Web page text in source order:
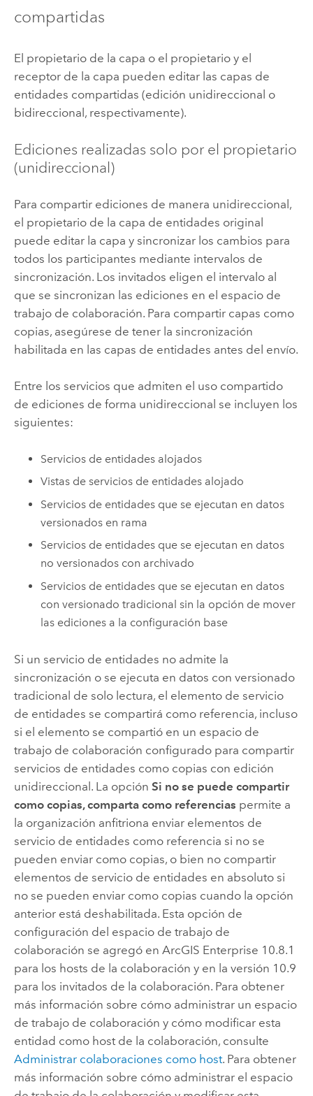
compartidas
El propietario de la capa o el propietario y el
receptor de la capa pueden editar las capas de
entidades compartidas (edición unidireccional o
bidireccional, respectivamente).
Ediciones realizadas solo por el propietario
(unidireccional)
Para compartir ediciones de manera unidireccional,
el propietario de la capa de entidades original
puede editar la capa y sincronizar los cambios para
todos los participantes mediante intervalos de
sincronización. Los invitados eligen el intervalo al
que se sincronizan las ediciones en el espacio de
trabajo de colaboración. Para compartir capas como
copias, asegúrese de tener la sincronización
habilitada en las capas de entidades antes del envío.
Entre los servicios que admiten el uso compartido
de ediciones de forma unidireccional se incluyen los
siguientes:
Servicios de entidades alojados
Vistas de servicios de entidades alojado
Servicios de entidades que se ejecutan en datos
versionados en rama
Servicios de entidades que se ejecutan en datos
no versionados con archivado
Servicios de entidades que se ejecutan en datos
con versionado tradicional sin la opción de mover
las ediciones a la configuración base
Si un servicio de entidades no admite la
sincronización o se ejecuta en datos con versionado
tradicional de solo lectura, el elemento de servicio
de entidades se compartirá como referencia, incluso
si el elemento se compartió en un espacio de
trabajo de colaboración configurado para compartir
servicios de entidades como copias con edición
unidireccional. La opción Si no se puede compartir
como copias, comparta como referencias permite a
la organización anfitriona enviar elementos de
servicio de entidades como referencia si no se
pueden enviar como copias, o bien no compartir
elementos de servicio de entidades en absoluto si
no se pueden enviar como copias cuando la opción
anterior está deshabilitada. Esta opción de
configuración del espacio de trabajo de
colaboración se agregó en ArcGIS Enterprise 10.8.1
para los hosts de la colaboración y en la versión 10.9
para los invitados de la colaboración. Para obtener
más información sobre cómo administrar un espacio
de trabajo de colaboración y cómo modificar esta
entidad como host de la colaboración, consulte
Administrar colaboraciones como host. Para obtener
más información sobre cómo administrar el espacio